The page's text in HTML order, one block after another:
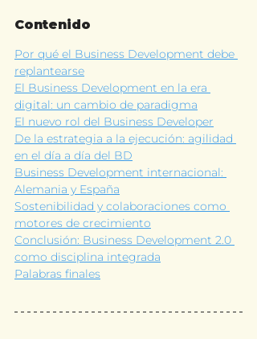
Contenido
Por qué el Business Development debe
replantearse
El Business Development en la era
digital: un cambio de paradigma
El nuevo rol del Business Developer
De la estrategia a la ejecución: agilidad
en el día a día del BD
Business Development internacional:
Alemania y España
Sostenibilidad y colaboraciones como
motores de crecimiento
Conclusión: Business Development 2.0
como disciplina integrada
Palabras finales